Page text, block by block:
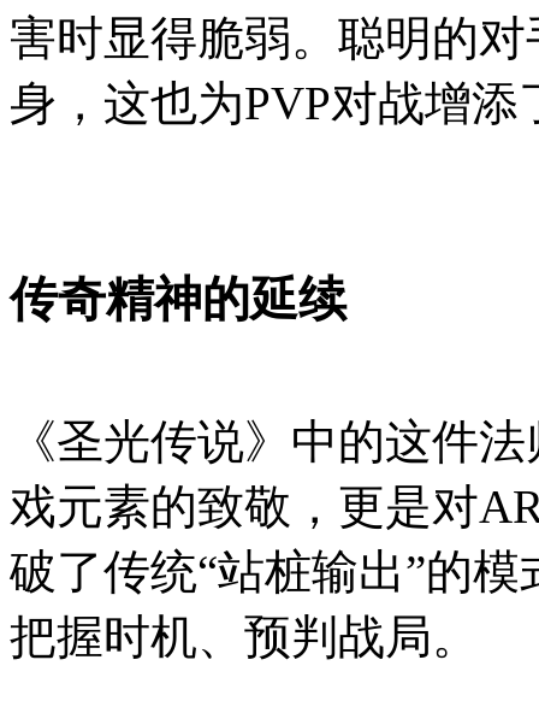
害时显得脆弱。聪明的
身，这也为PVP对战增添
传奇精神的延续
《圣光传说》中的这件
戏元素的致敬，更是对
破了传统“站桩输出”的
把握时机、预判战局。